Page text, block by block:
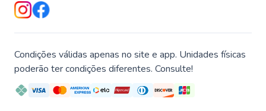
Condições válidas apenas no site e app. Unidades físicas
poderão ter condições diferentes. Consulte!